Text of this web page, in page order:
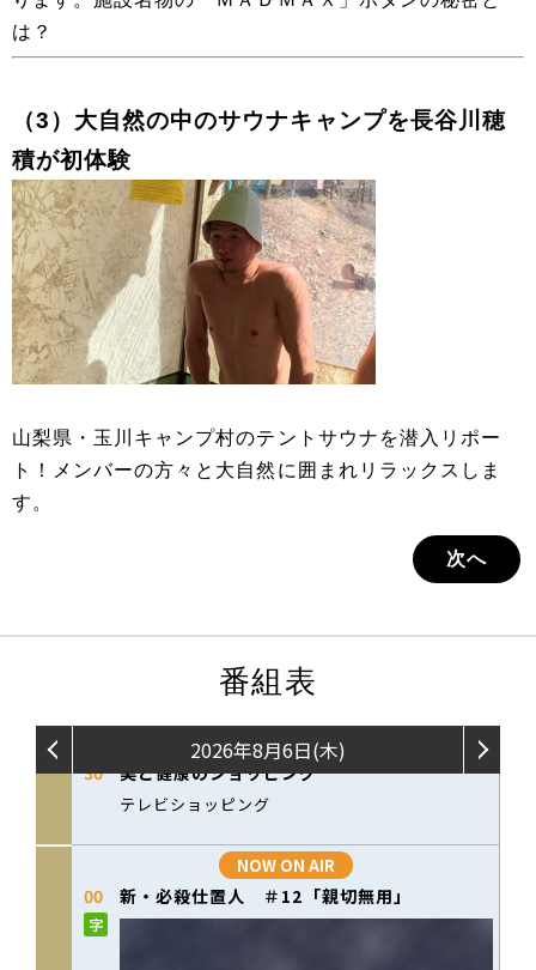
は？
（3）大自然の中のサウナキャンプを長谷川穂
積が初体験
山梨県・玉川キャンプ村のテントサウナを潜入リポー
ト！メンバーの方々と大自然に囲まれリラックスしま
す。
次へ
番組表